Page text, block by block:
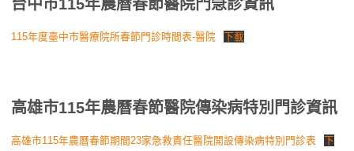
台中市115年農曆春節醫院門急診資訊
115年度臺中市醫療院所春節門診時間表-醫院 下載
高雄市115年農曆春節醫院傳染病特別門診資訊
高雄市115年農曆春節期間23家急救責任醫院開設傳染病特別門診表
下